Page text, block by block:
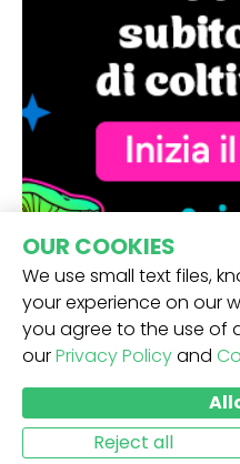
RICEVI LA
OUR COOKIES
We use small text files,
your experience on our
you agree to the use of
ourPrivacy Policyand
Reject all